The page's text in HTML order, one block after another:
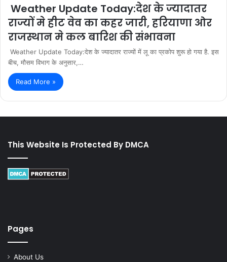
Weather Update Today:देश के ज्यादातर
राज्यों मे हीट वेव का कहर जारी, हरियाणा ओर
राजस्थान मे कल बारिश की संभावना
Weather Update Today:देश के ज्यादातर राज्यों में लू का प्रकोप शुरू हो गया है. इस
बीच, मौसम विभाग के अनुसार,…
Read More »
This Website Is Protected By DMCA
Pages
About Us